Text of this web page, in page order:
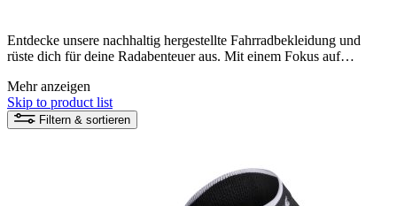
Entdecke unsere nachhaltig hergestellte Fahrradbekleidung und
rüste dich für deine Radabenteuer aus. Mit einem Fokus auf
Radhosen, Shirts, Jacken und Handschuhen. Tauche ein in die
VAUDE Kollektion und finde die perfekte Fahrradbekleidung für
dich!
Mehr anzeigen
Skip to product list
Filtern & sortieren